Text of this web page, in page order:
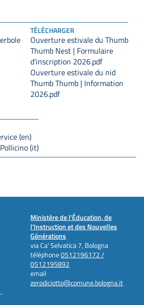
(en)
(it)
TÉLÉCHARGER
Ouverture estivale du Thumb
Thumb Nest | Formulaire
d'inscription 2026.pdf
Ouverture estivale du nid
Thumb Thumb | Information
2026.pdf
Ministère de l'Éducation, de
l'Instruction et des Nouvelles
Générations
via Ca' Selvatica 7, Bologna
téléphone0512196172 /
0512195892
email
zerodiciotto@comune.bologna.it